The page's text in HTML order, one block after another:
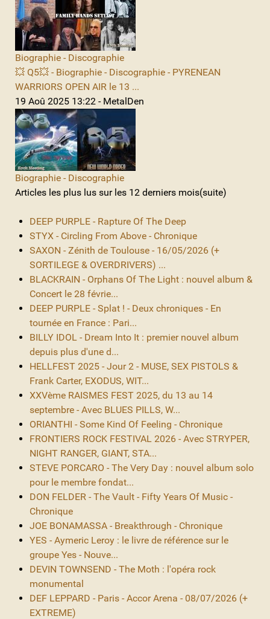
Biographie - Discographie
💥 Q5💥 - Biographie - Discographie - PYRENEAN
WARRIORS OPEN AIR le 13 ...
19 Aoû 2025 13:22 - MetalDen
Biographie - Discographie
Articles les plus lus sur les 12 derniers mois(suite)
DEEP PURPLE - Rapture Of The Deep
STYX - Circling From Above - Chronique
SAXON - Zénith de Toulouse - 16/05/2026 (+
SORTILEGE & OVERDRIVERS) ...
BLACKRAIN - Orphans Of The Light : nouvel album &
Concert le 28 févrie...
DEEP PURPLE - Splat ! - Deux chroniques - En
tournée en France : Pari...
BILLY IDOL - Dream Into It : premier nouvel album
depuis plus d'une d...
HELLFEST 2025 - Jour 2 - MUSE, SEX PISTOLS &
Frank Carter, EXODUS, WIT...
XXVème RAISMES FEST 2025, du 13 au 14
septembre - Avec BLUES PILLS, W...
ORIANTHI - Some Kind Of Feeling - Chronique
FRONTIERS ROCK FESTIVAL 2026 - Avec STRYPER,
NIGHT RANGER, GIANT, STA...
STEVE PORCARO - The Very Day : nouvel album solo
pour le membre fondat...
DON FELDER - The Vault - Fifty Years Of Music -
Chronique
JOE BONAMASSA - Breakthrough - Chronique
YES - Aymeric Leroy : le livre de référence sur le
groupe Yes - Nouve...
DEVIN TOWNSEND - The Moth : l'opéra rock
monumental
DEF LEPPARD - Paris - Accor Arena - 08/07/2026 (+
EXTREME)